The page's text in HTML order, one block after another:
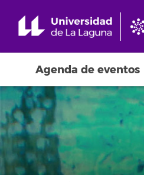
Agenda de eventos